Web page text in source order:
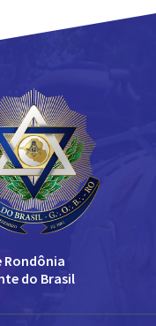
Rondônia
do Brasil